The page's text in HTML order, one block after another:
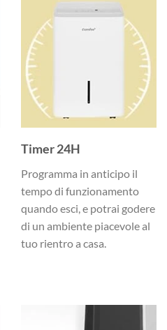
Timer 24H
Programma in anticipo il
tempo di funzionamento
quando esci, e potrai godere
di un ambiente piacevole al
tuo rientro a casa.